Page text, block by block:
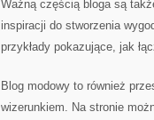
Ważną częścią bloga są
inspiracji do stworzenia
przykłady pokazujące, jak
Blog modowy to również
wizerunkiem. Na stronie